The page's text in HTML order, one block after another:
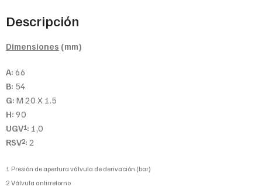
Descripción
Dimensiones (mm)
A: 66
B: 54
G: M 20 X 1.5
H: 90
UGV1: 1,0
RSV2: 2
1 Presión de apertura válvula de derivación (bar)
2 Válvula antirretorno